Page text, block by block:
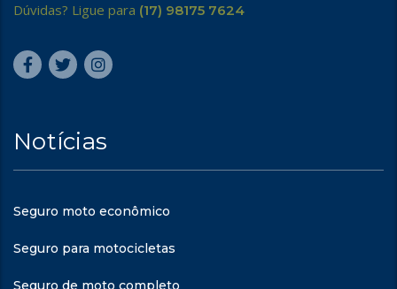
Dúvidas? Ligue para (17) 98175 7624
Notícias
Seguro moto econômico
Seguro para motocicletas
Seguro de moto completo